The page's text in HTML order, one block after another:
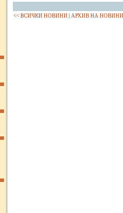
<< ВСИЧКИ НОВИНИ АРХИВ НА